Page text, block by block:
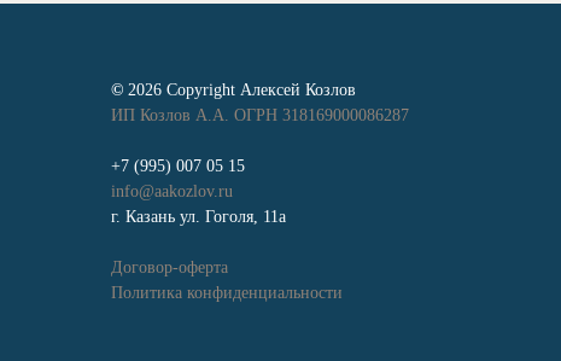
© 2026 Copyright Алексей Козлов
ИП Козлов А.А. ОГРН 318169000086287
+7 (995) 007 05 15
info@aakozlov.ru
г. Казань ул. Гоголя, 11а
Договор-оферта
Политика конфиденциальности